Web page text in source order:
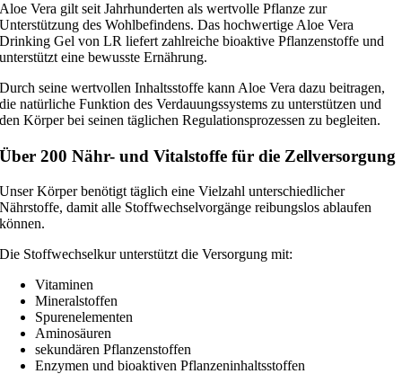
Aloe Vera gilt seit Jahrhunderten als wertvolle Pflanze zur
Unterstützung des Wohlbefindens. Das hochwertige Aloe Vera
Drinking Gel von LR liefert zahlreiche bioaktive Pflanzenstoffe und
unterstützt eine bewusste Ernährung.
Durch seine wertvollen Inhaltsstoffe kann Aloe Vera dazu beitragen,
die natürliche Funktion des Verdauungssystems zu unterstützen und
den Körper bei seinen täglichen Regulationsprozessen zu begleiten.
Über 200 Nähr- und Vitalstoffe für die Zellversorgung
Unser Körper benötigt täglich eine Vielzahl unterschiedlicher
Nährstoffe, damit alle Stoffwechselvorgänge reibungslos ablaufen
können.
Die Stoffwechselkur unterstützt die Versorgung mit:
Vitaminen
Mineralstoffen
Spurenelementen
Aminosäuren
sekundären Pflanzenstoffen
Enzymen und bioaktiven Pflanzeninhaltsstoffen